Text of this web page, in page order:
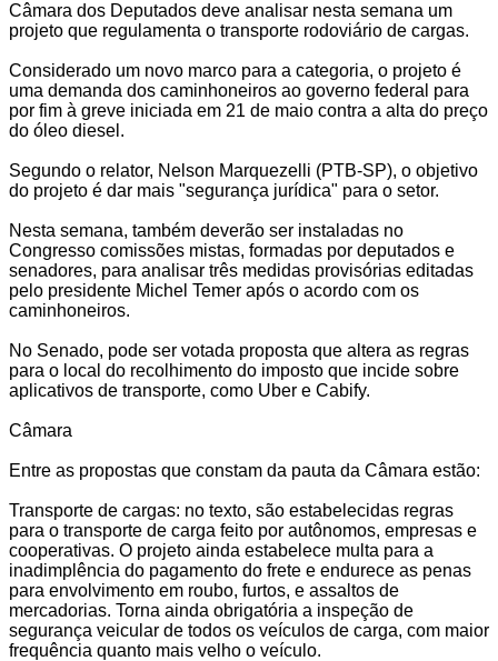
Câmara dos Deputados deve analisar nesta semana um
projeto que regulamenta o transporte rodoviário de cargas.
Considerado um novo marco para a categoria, o projeto é
uma demanda dos caminhoneiros ao governo federal para
por fim à greve iniciada em 21 de maio contra a alta do preço
do óleo diesel.
Segundo o relator, Nelson Marquezelli (PTB-SP), o objetivo
do projeto é dar mais "segurança jurídica" para o setor.
Nesta semana, também deverão ser instaladas no
Congresso comissões mistas, formadas por deputados e
senadores, para analisar três medidas provisórias editadas
pelo presidente Michel Temer após o acordo com os
caminhoneiros.
No Senado, pode ser votada proposta que altera as regras
para o local do recolhimento do imposto que incide sobre
aplicativos de transporte, como Uber e Cabify.
Câmara
Entre as propostas que constam da pauta da Câmara estão:
Transporte de cargas: no texto, são estabelecidas regras
para o transporte de carga feito por autônomos, empresas e
cooperativas. O projeto ainda estabelece multa para a
inadimplência do pagamento do frete e endurece as penas
para envolvimento em roubo, furtos, e assaltos de
mercadorias. Torna ainda obrigatória a inspeção de
segurança veicular de todos os veículos de carga, com maior
frequência quanto mais velho o veículo.